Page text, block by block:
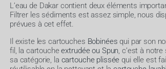
L’eau de Dakar contient deux éléments
Filtrer les sédiments est assez simple, nous
prévues à cet effet.
Il existe les cartouches Bobinées qui par son
fil, la cartoucheextrudée ou Spun, c’est à
sa catégorie, la cartouche plissée qui elle est